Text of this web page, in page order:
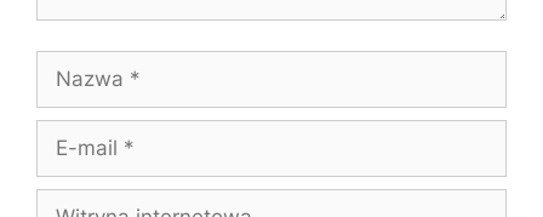
Nazwa
Witryna